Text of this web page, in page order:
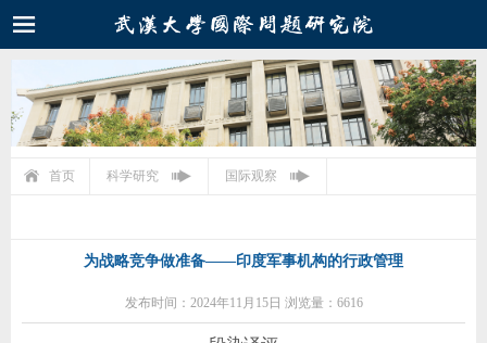
首页 科学研究 国际观察
为战略竞争做准备——印度军事机构的行政管理
发布时间：2024年11月15日 浏览量：6616